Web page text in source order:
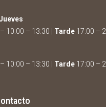
– 10:00 – 13:30 | Tarde 17:00 –
– 10:00 – 13:30 | Tarde 17:00 –